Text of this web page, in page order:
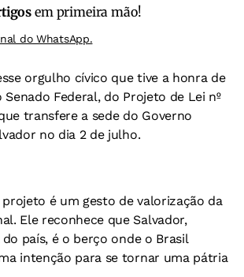
em primeira mão!
do WhatsApp.
orgulho cívico que tive a honra de
Federal, do Projeto de Lei nº
transfere a sede do Governo
no dia 2 de julho.
projeto é um gesto de valorização da
Ele reconhece que Salvador,
país, é o berço onde o Brasil
intenção para se tornar uma pátria